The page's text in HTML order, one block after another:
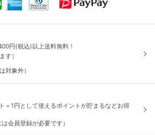
円(税込)以上送料無料！
す）
対象外）
＝1円として使えるポイントが貯まるなどお得
会員登録が必要です）